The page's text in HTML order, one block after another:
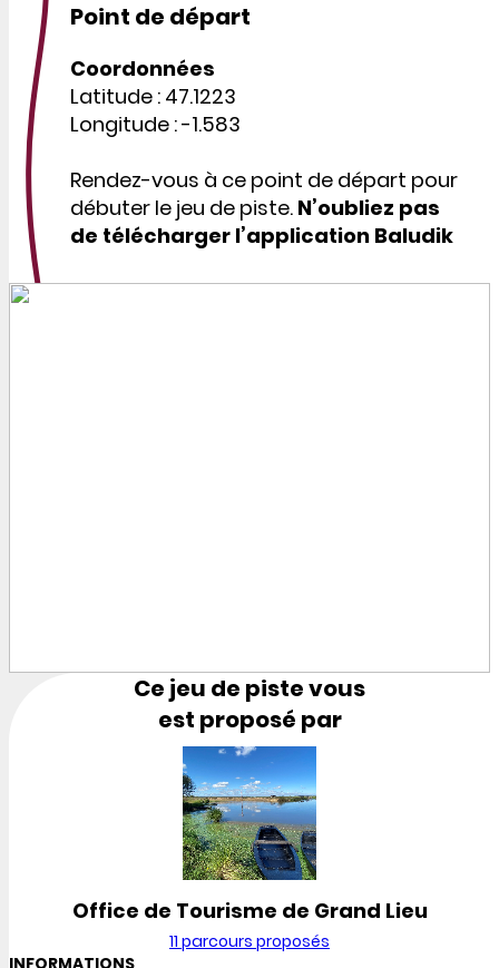
Point de départ
Coordonnées
Latitude : 47.1223
Longitude : -1.583
Rendez-vous à ce point de départ pour
débuter le jeu de piste. N’oubliez pas
de télécharger l’application Baludik
Ce jeu de piste vous
est proposé par
Office de Tourisme de Grand Lieu
11 parcours proposés